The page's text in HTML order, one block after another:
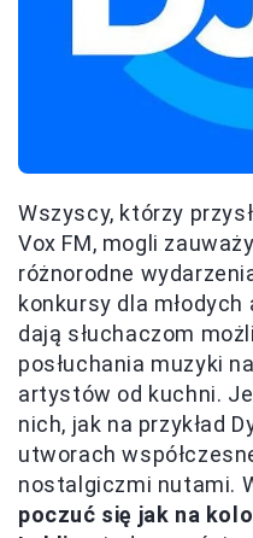
Wszyscy, którzy
Vox FM, mogli
różnorodne
konkursy dla
dają słuchaczom
posłuchania muzyki
artystów od kuchni.
nich, jak na przykład
utworach
nostalgiczmi nutami.
poczuć się jak na